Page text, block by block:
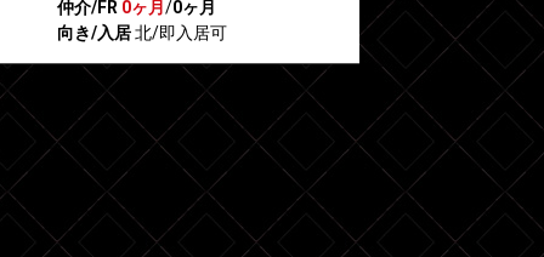
仲介/FR 0ヶ月 /0ヶ月
向き/入居北/即入居可